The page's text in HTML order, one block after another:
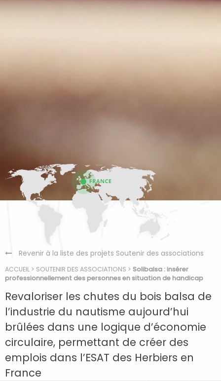
Revenir à la liste des projets Soutenir des associations
ACCUEIL > SOUTENIR DES ASSOCIATIONS > Solibalsa : insérer
professionnellement des personnes en situation de handicap
Revaloriser les chutes du bois balsa de
l’industrie du nautisme aujourd’hui
brûlées dans une logique d’économie
circulaire, permettant de créer des
emplois dans l’ESAT des Herbiers en
France